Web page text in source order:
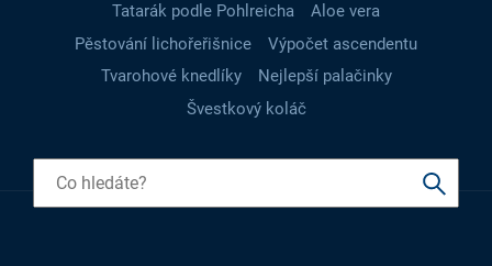
Tatarák podle Pohlreicha
Aloe vera
Pěstování lichořeřišnice
Výpočet ascendentu
Tvarohové knedlíky
Nejlepší palačinky
Švestkový koláč